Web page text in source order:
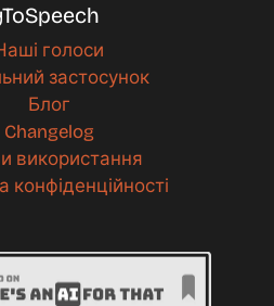
голоси
застосунок
Блог
Changelog
використання
конфіденційності